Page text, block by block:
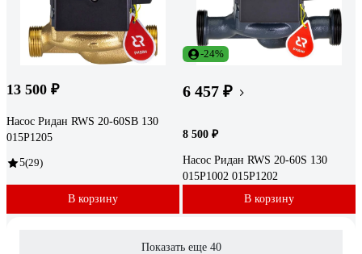
13 500 ₽
Насос Ридан RWS 20-60SB 130
015P1205
5(29)
В корзину
-24%
6 457 ₽
8 500 ₽
Насос Ридан RWS 20-60S 130
015P1002 015P1202
В корзину
Показать еще 40